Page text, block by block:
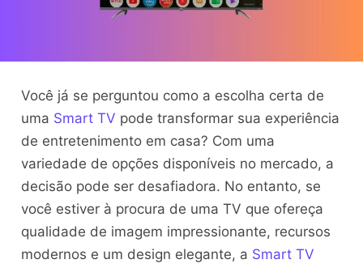
Você já se perguntou como a escolha certa de
uma Smart TV pode transformar sua experiência
de entretenimento em casa? Com uma
variedade de opções disponíveis no mercado, a
decisão pode ser desafiadora. No entanto, se
você estiver à procura de uma TV que ofereça
qualidade de imagem impressionante, recursos
modernos e um design elegante, a Smart TV